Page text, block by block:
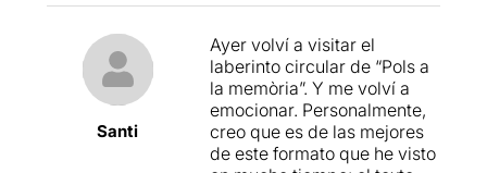
Podeu veure lameva opició
al següent enllaç
Santi
Ayer volví a visitar el
laberinto circular de “Pols a
la memòria”. Y me volví a
emocionar. Personalmente,
creo que es de las mejores
de este formato que he visto